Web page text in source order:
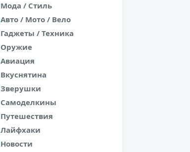
Мода / Стиль
Авто / Мото / Вело
Гаджеты / Техника
Оружие
Авиация
Вкуснятина
Зверушки
Самоделкины
Путешествия
Лайфхаки
Новости